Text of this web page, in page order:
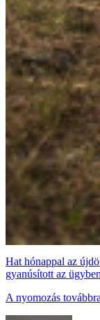
Hat hónappal az
gyanúsított az ügyben
A nyomozás